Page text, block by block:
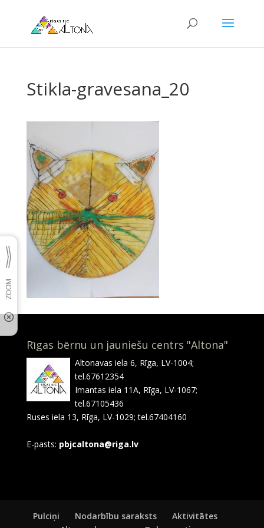
Stikla-gravesana_20
Rīgas bērnu un jauniešu centrs "Altona"
Altonavas iela 6, Rīga, LV-1004;
tel.67612354
Imantas iela 11A, Rīga, LV-1067;
tel.67105436
Ruses iela 13, Rīga, LV-1029; tel.67404160
E-pasts: pbjcaltona@riga.lv
Pulciņi Nodarbību saraksts
Aktivitātes